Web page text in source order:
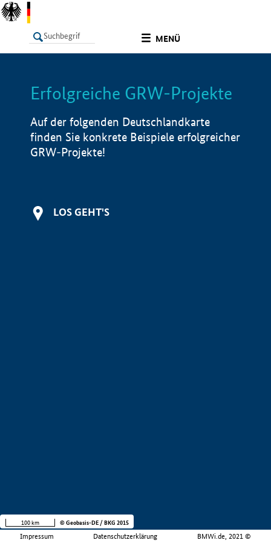
MENÜ
LISTE Info
Erfolgreiche GRW-Projekte
Auf der folgenden Deutschlandkarte
finden Sie konkrete Beispiele erfolgreicher
GRW-Projekte!
LOS GEHT'S
Impressum Datenschutzerklärung BMWi.de, 2021 ©
100 km © Geobasis-DE / BKG 2015